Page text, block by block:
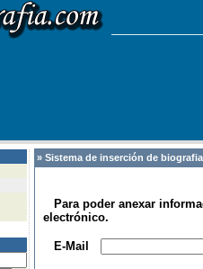
» Sistema de inserción de
Para poder anexar
electrónico.
E-Mail